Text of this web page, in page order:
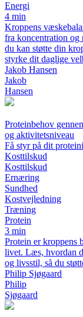
Energi
4 min
Kroppens
fra koncentration
du kan støtte din
styrke dit daglige
Jakob Hansen
Jakob
Hansen
Proteinbehov
og aktivitetsniveau
Få styr på dit
Kosttilskud
Kosttilskud
Ernæring
Sundhed
Kostvejledning
Træning
Protein
3 min
Protein er kroppens
livet. Læs, hvordan
og livsstil, så du
Philip Sjøgaard
Philip
Sjøgaard